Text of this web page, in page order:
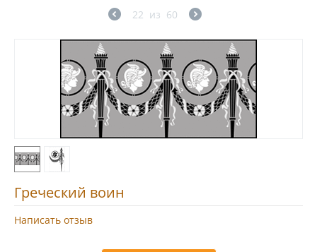
22 из 60
Греческий воин
Написать отзыв